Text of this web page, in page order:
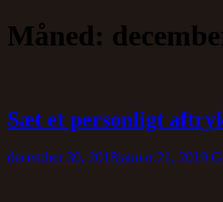
Måned:
Sæt et personligt
december 30, 2018januar 21, 2019